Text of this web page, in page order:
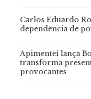
Carlos Eduardo
dependência de
Apimentei lança
transforma
provocantes